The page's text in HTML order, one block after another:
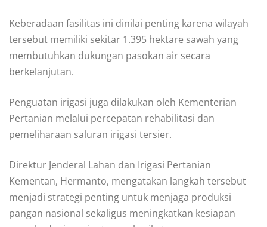
Keberadaan fasilitas ini dinilai penting karena wilayah
tersebut memiliki sekitar 1.395 hektare sawah yang
membutuhkan dukungan pasokan air secara
berkelanjutan.
Penguatan irigasi juga dilakukan oleh Kementerian
Pertanian melalui percepatan rehabilitasi dan
pemeliharaan saluran irigasi tersier.
Direktur Jenderal Lahan dan Irigasi Pertanian
Kementan, Hermanto, mengatakan langkah tersebut
menjadi strategi penting untuk menjaga produksi
pangan nasional sekaligus meningkatkan kesiapan